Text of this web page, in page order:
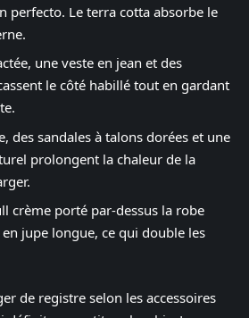
perfecto. Le terra cotta absorbe le
une veste en jean et des
le côté habillé tout en gardant
des sandales à talons dorées et une
prolongent la chaleur de la
crème porté par-dessus la robe
jupe longue, ce qui double les
de registre selon les accessoires